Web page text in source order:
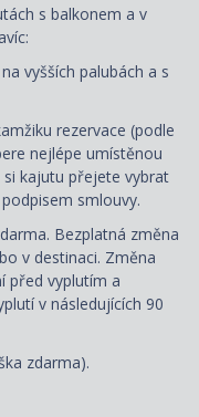
s balkonem a v
vyšších palubách a s
rezervace (podle
nejlépe umístěnou
kajutu přejete vybrat
smlouvy.
Bezplatná změna
v destinaci. Změna
před vyplutím a
v následujících 90
zdarma).